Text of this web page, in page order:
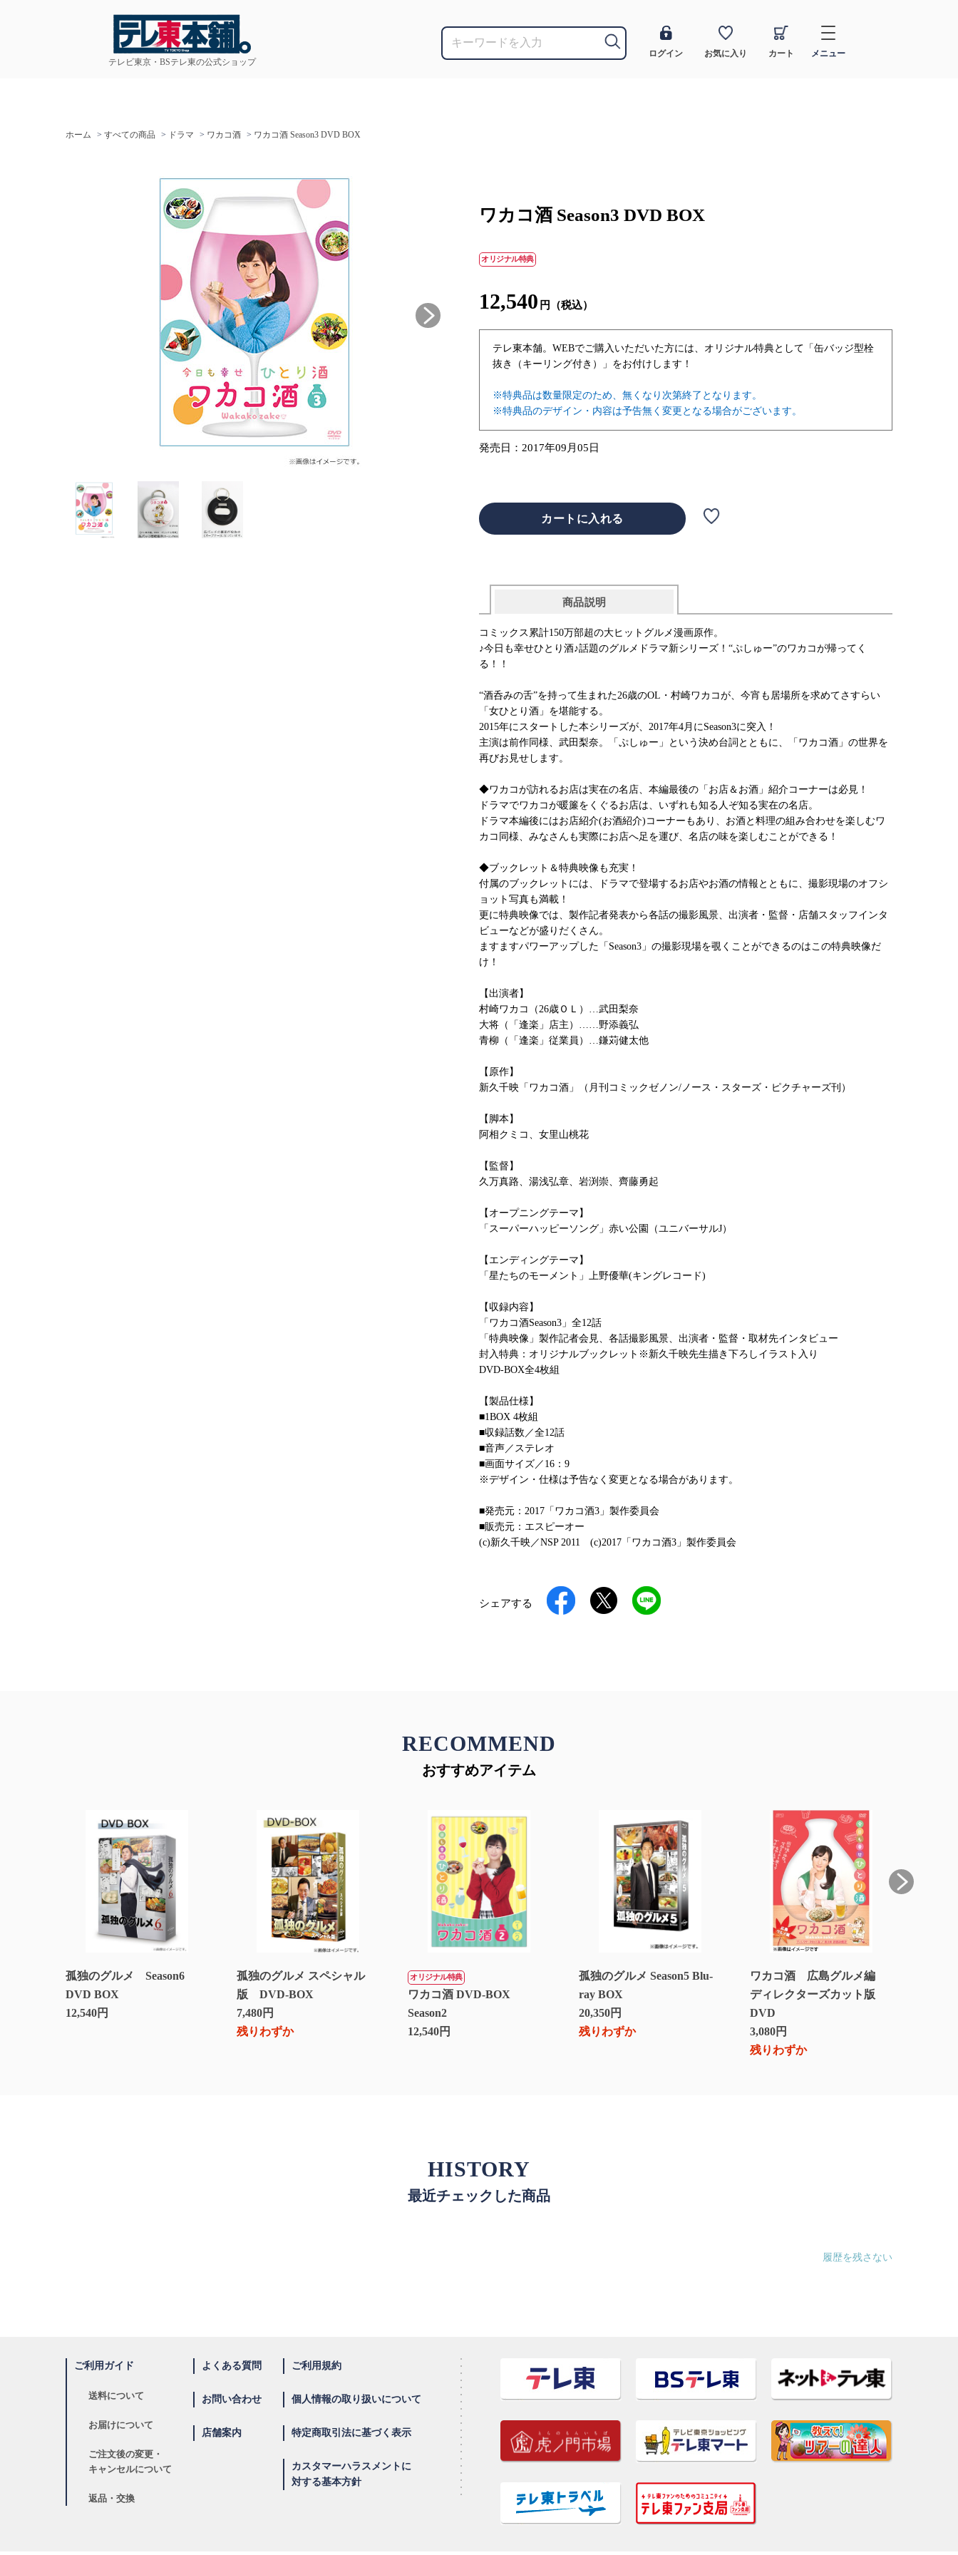
テレビ東京・BSテレ東の公式ショップ
ログイン お気に入り カート メニュー
ホーム > すべての商品 > ドラマ > ワカコ酒 > ワカコ酒 Season3 DVD BOX
ワカコ酒 Season3 DVD BOX
オリジナル特典
12,540 円（税込）
テレ東本舗。WEBでご購入いただいた方には、オリジナル特典として 「缶バッジ型栓
抜き（キーリング付き）」 をお付けします！
※特典品は数量限定のため、無くなり次第終了となります。
※特典品のデザイン・内容は予告無く変更となる場合がございます。
発売日： 2017年09月05日
商品説明
コミックス累計150万部超の大ヒットグルメ漫画原作。
♪今日も幸せひとり酒♪話題のグルメドラマ新シリーズ！“ぷしゅー”のワカコが帰ってく
る！！
“酒呑みの舌”を持って生まれた26歳のOL・村崎ワカコが、今宵も居場所を求めてさすらい
「女ひとり酒」を堪能する。
2015年にスタートした本シリーズが、2017年4月にSeason3に突入！
主演は前作同様、武田梨奈。「ぷしゅー」という決め台詞とともに、「ワカコ酒」の世界を
再びお見せします。
◆ワカコが訪れるお店は実在の名店、本編最後の「お店＆お酒」紹介コーナーは必見！
ドラマでワカコが暖簾をくぐるお店は、いずれも知る人ぞ知る実在の名店。
ドラマ本編後にはお店紹介(お酒紹介)コーナーもあり、お酒と料理の組み合わせを楽しむワ
カコ同様、みなさんも実際にお店へ足を運び、名店の味を楽しむことができる！
◆ブックレット＆特典映像も充実！
付属のブックレットには、ドラマで登場するお店やお酒の情報とともに、撮影現場のオフシ
ョット写真も満載！
更に特典映像では、製作記者発表から各話の撮影風景、出演者・監督・店舗スタッフインタ
ビューなどが盛りだくさん。
ますますパワーアップした「Season3」の撮影現場を覗くことができるのはこの特典映像だ
け！
【出演者】
村崎ワカコ（26歳ＯＬ）…武田梨奈
大将（「逢楽」店主）……野添義弘
青柳（「逢楽」従業員）…鎌苅健太他
【原作】
新久千映「ワカコ酒」（月刊コミックゼノン/ノース・スターズ・ピクチャーズ刊）
【脚本】
阿相クミコ、女里山桃花
【監督】
久万真路、湯浅弘章、岩渕崇、齊藤勇起
【オープニングテーマ】
「スーパーハッピーソング」赤い公園（ユニバーサルJ）
【エンディングテーマ】
「星たちのモーメント」上野優華(キングレコード)
【収録内容】
「ワカコ酒Season3」全12話
「特典映像」製作記者会見、各話撮影風景、出演者・監督・取材先インタビュー
封入特典：オリジナルブックレット※新久千映先生描き下ろしイラスト入り
DVD-BOX全4枚組
【製品仕様】
■1BOX 4枚組
■収録話数／全12話
■音声／ステレオ
■画面サイズ／16：9
※デザイン・仕様は予告なく変更となる場合があります。
■発売元：2017「ワカコ酒3」製作委員会
■販売元：エスピーオー
(c)新久千映／NSP 2011 (c)2017「ワカコ酒3」製作委員会
シェアする
RECOMMEND
おすすめアイテム
孤独のグルメ Season6
DVD BOX
12,540円
孤独のグルメ スペシャル
版 DVD-BOX
7,480円
残りわずか
オリジナル特典
ワカコ酒 DVD-BOX
Season2
12,540円
孤独のグルメ Season5 Blu-
ray BOX
20,350円
残りわずか
ワカコ酒 広島グルメ編
ディレクターズカット版
DVD
3,080円
残りわずか
HISTORY
最近チェックした商品
履歴を残さない
ご利用ガイド
送料について
お届けについて
ご注文後の変更・
キャンセルについて
返品・交換
よくある質問
お問い合わせ
店舗案内
ご利用規約
個人情報の取り扱いについて
特定商取引法に基づく表示
カスタマーハラスメントに
対する基本方針